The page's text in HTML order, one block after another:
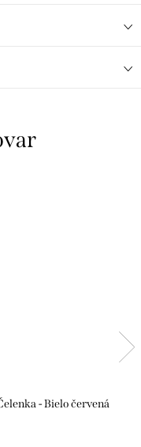
- Bielo červená